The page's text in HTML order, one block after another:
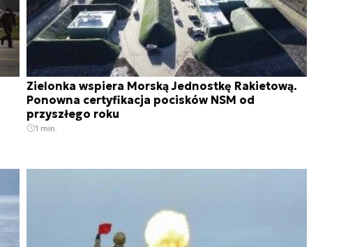
Zielonka wspiera Morską Jednostkę Rakietową.
Ponowna certyfikacja pocisków NSM od
przyszłego roku
1 min.